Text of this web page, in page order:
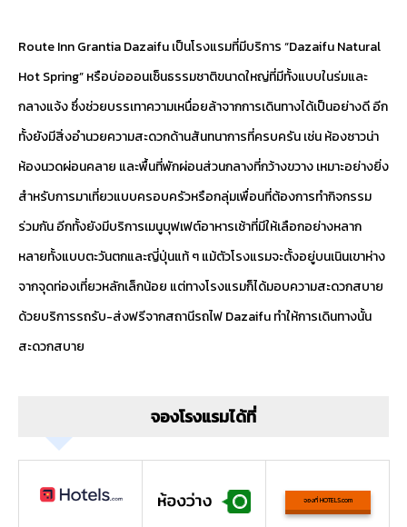
Route Inn Grantia Dazaifu เป็นโรงแรมที่มีบริการ “Dazaifu Natural
Hot Spring” หรือบ่อออนเซ็นธรรมชาติขนาดใหญ่ที่มีทั้งแบบในร่มและ
กลางแจ้ง ซึ่งช่วยบรรเทาความเหนื่อยล้าจากการเดินทางได้เป็นอย่างดี อีก
ทั้งยังมีสิ่งอำนวยความสะดวกด้านสันทนาการที่ครบครัน เช่น ห้องซาวน่า
ห้องนวดผ่อนคลาย และพื้นที่พักผ่อนส่วนกลางที่กว้างขวาง เหมาะอย่างยิ่ง
สำหรับการมาเที่ยวแบบครอบครัวหรือกลุ่มเพื่อนที่ต้องการทำกิจกรรม
ร่วมกัน อีกทั้งยังมีบริการเมนูบุฟเฟต์อาหารเช้าที่มีให้เลือกอย่างหลาก
หลายทั้งแบบตะวันตกและญี่ปุ่นแท้ ๆ แม้ตัวโรงแรมจะตั้งอยู่บนเนินเขาห่าง
จากจุดท่องเที่ยวหลักเล็กน้อย แต่ทางโรงแรมก็ได้มอบความสะดวกสบาย
ด้วยบริการรถรับ-ส่งฟรีจากสถานีรถไฟ Dazaifu ทำให้การเดินทางนั้น
สะดวกสบาย
จองโรงแรมได้ที่
จองที่ HOTELS.com